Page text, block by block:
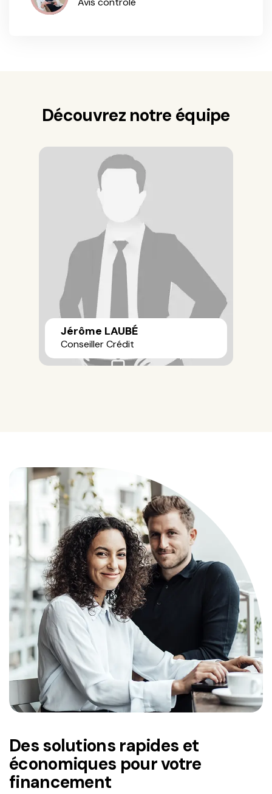
Découvrez notre équipe
Jérôme LAUBÉ
Conseiller Crédit
Des solutions rapides et
économiques pour votre
financement